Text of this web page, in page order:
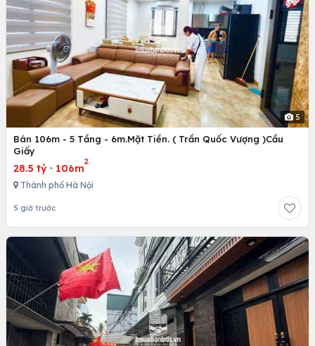
5
Bán 106m - 5 Tầng - 6m.Mặt Tiền. ( Trần Quốc Vượng )Cầu
Giấy
28.5 tỷ · 106m
2
Thành phố Hà Nội
5 giờ trước